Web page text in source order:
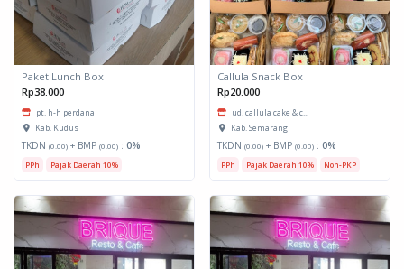
Paket Lunch Box
Rp38.000
pt. h-h perdana
Kab. Kudus
TKDN (0.00) + BMP (0.00) : 0%
PPh Pajak Daerah 10%
Callula Snack Box
Rp20.000
ud. callula cake & c...
Kab. Semarang
TKDN (0.00) + BMP (0.00) : 0%
PPh Pajak Daerah 10% Non-PKP